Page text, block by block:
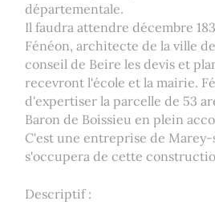
départementale.
Il faudra attendre décembre
Fénéon, architecte de la ville
conseil de Beire les devis et
recevront l'école et la mairie.
d'expertiser la parcelle de 53
Baron de Boissieu en plein
C'est une entreprise de
s'occupera de cette
Descriptif :